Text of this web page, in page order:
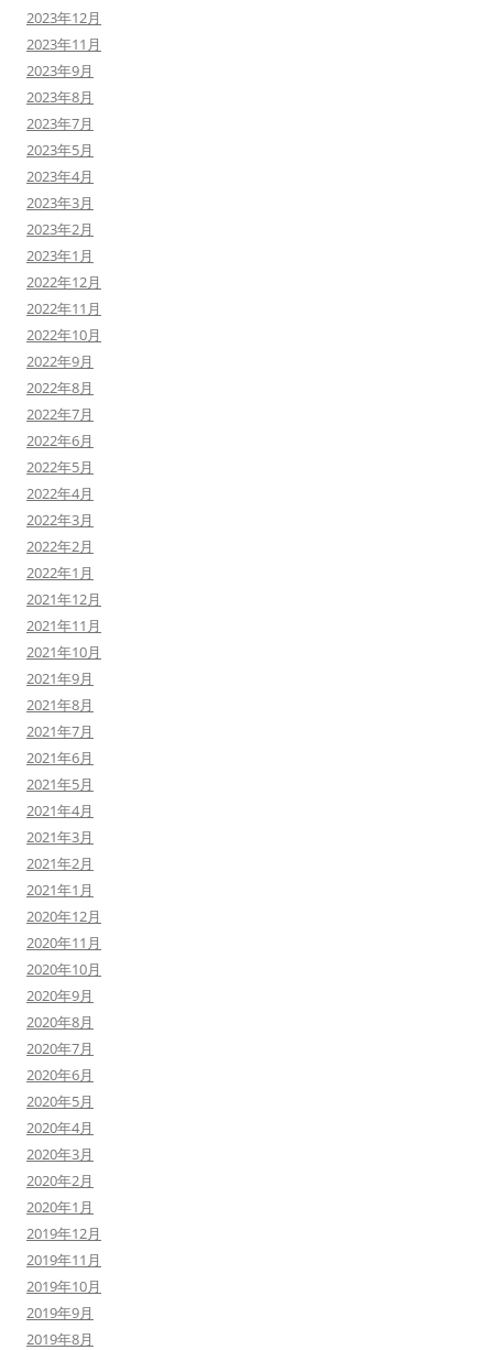
2023年12月
2023年11月
2023年9月
2023年8月
2023年7月
2023年5月
2023年4月
2023年3月
2023年2月
2023年1月
2022年12月
2022年11月
2022年10月
2022年9月
2022年8月
2022年7月
2022年6月
2022年5月
2022年4月
2022年3月
2022年2月
2022年1月
2021年12月
2021年11月
2021年10月
2021年9月
2021年8月
2021年7月
2021年6月
2021年5月
2021年4月
2021年3月
2021年2月
2021年1月
2020年12月
2020年11月
2020年10月
2020年9月
2020年8月
2020年7月
2020年6月
2020年5月
2020年4月
2020年3月
2020年2月
2020年1月
2019年12月
2019年11月
2019年10月
2019年9月
2019年8月